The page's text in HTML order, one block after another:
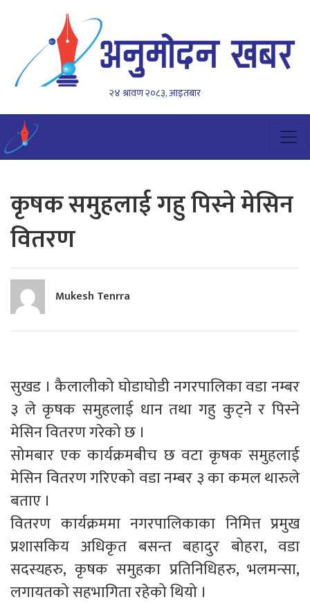
२४ श्रावण २०८३, आइतबार
कृषक समुहलाई गहु पिस्ने मेसिन
वितरण
Mukesh Tenrra
सुखड । कैलालीको घोडाघोडी नगरपालिका वडा नम्बर
३ ले कृषक समुहलाई धान तथा गहु कुट्ने र पिस्ने
मेसिन वितरण गरेको छ ।
सोमबार एक कार्यक्रमबीच छ वटा कृषक समुहलाई
मेसिन वितरण गरिएको वडा नम्बर ३ का कमल थारुले
बताए ।
वितरण कार्यक्रममा नगरपालिकाका निमित्त प्रमुख
प्रशासकिय अधिकृत बसन्त बहादुर बोहरा, वडा
सदस्यहरु, कृषक समुहका प्रतिनिधिहरु, भलमन्सा,
लगायतको सहभागिता रहेको थियो ।